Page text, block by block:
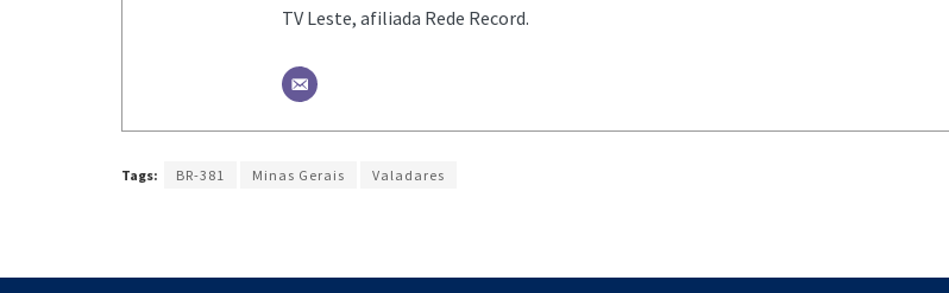
TV Leste, afiliada Rede Record.
Tags: BR-381 Minas Gerais Valadares